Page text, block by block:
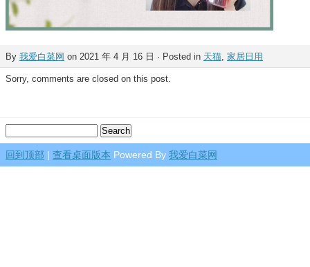
By 我爱白菜网 on 2021 年 4 月 16 日 · Posted in 天猫, 家居日用
Sorry, comments are closed on this post.
回到顶部 | 查看桌面版本 Powered By 我爱白菜网